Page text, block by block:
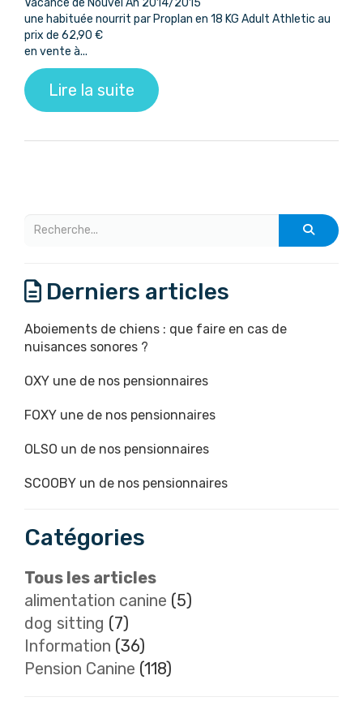
une habituée nourrit par Proplan en 18 KG Adult Athletic au
prix de 62,90 €
en vente à...
Lire la suite
Derniers articles
Aboiements de chiens : que faire en cas de
nuisances sonores ?
OXY une de nos pensionnaires
FOXY une de nos pensionnaires
OLSO un de nos pensionnaires
SCOOBY un de nos pensionnaires
Catégories
Tous les articles
alimentation canine (5)
dog sitting (7)
Information (36)
Pension Canine (118)